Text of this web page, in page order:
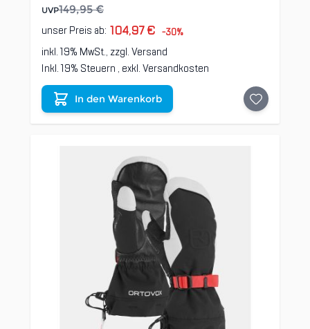
UVP149,95 €
unser Preis ab: 104,97 € -30%
inkl. 19% MwSt., zzgl.Versand
Inkl. 19% Steuern , exkl.Versandkosten
In den Warenkorb